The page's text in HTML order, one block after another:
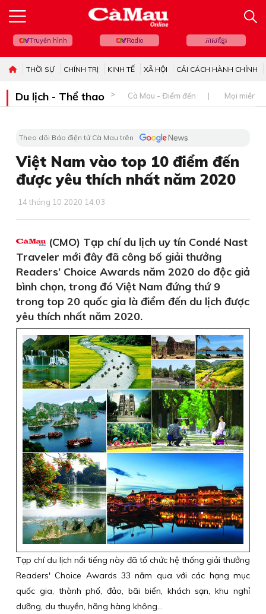
Truyền hình Radio ភាសាខ្មែរ
THỜI SỰ CHÍNH TRỊ KINH TẾ XÃ HỘI CẢI CÁCH HÀNH CHÍNH
Du lịch - Thể thao Cà Mau - Điểm đến Mọi miền
Theo dõi Báo điện tử Cà Mau trên
Việt Nam vào top 10 điểm đến
được yêu thích nhất năm 2020
14 tháng 10 2020 14:03
(CMO) Tạp chí du lịch uy tín Condé Nast
Traveler mới đây đã công bố giải thưởng
Readers’ Choice Awards năm 2020 do độc giả
bình chọn, trong đó Việt Nam đứng thứ 9
trong top 20 quốc gia là điểm đến du lịch được
yêu thích nhất năm 2020.
Tạp chí du lịch nổi tiếng này đã tổ chức hệ thống giải thưởng
Readers' Choice Awards 33 năm qua với các hạng mục
quốc gia, thành phố, đảo, bãi biển, khách sạn, khu nghỉ
dưỡng, du thuyền, hãng hàng không...